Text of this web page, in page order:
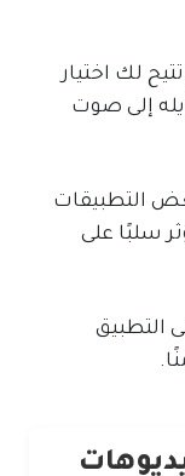
لك اختيار
إلى صوت
التطبيقات
سلبًا على
التطبيق